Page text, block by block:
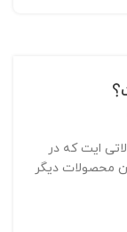
ایت که در
محصولات دیگر